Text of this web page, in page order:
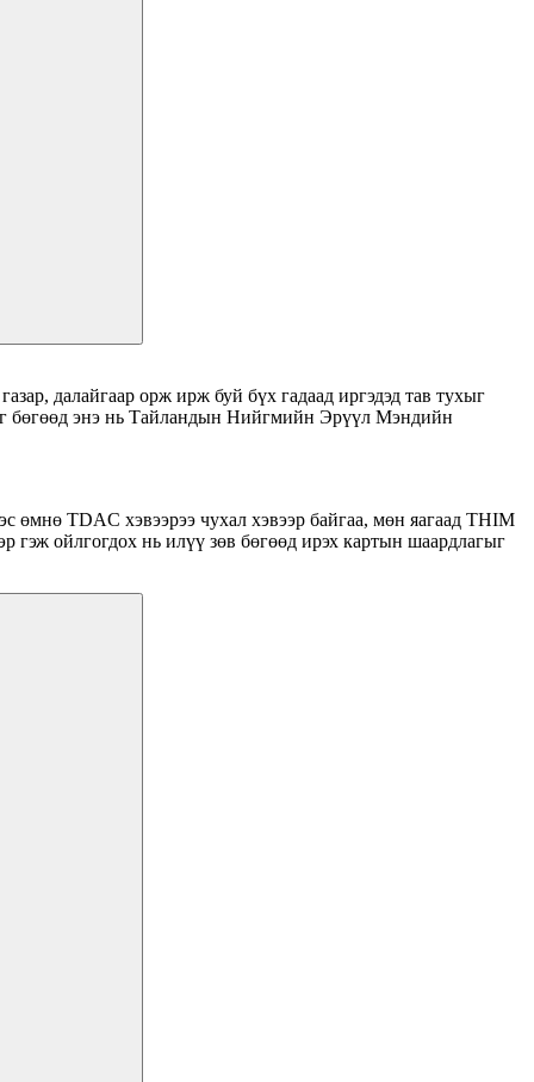
далайгаар орж ирж буй бүх гадаад иргэдэд тав тухыг
бөгөөд энэ нь Тайландын Нийгмийн Эрүүл Мэндийн
өмнө TDAC хэвээрээ чухал хэвээр байгаа, мөн яагаад THIM
гэж ойлгогдох нь илүү зөв бөгөөд ирэх картын шаардлагыг